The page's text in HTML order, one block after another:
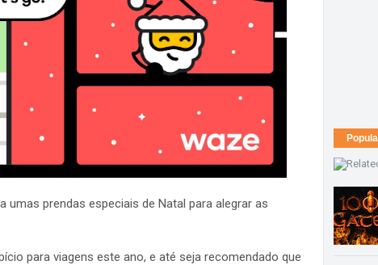
prendas especiais de Natal para alegrar as
para viagens este ano, e até seja recomendado que